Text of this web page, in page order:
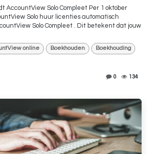
AccountView Solo Compleet Per 1 oktober
Solo huur licenties automatisch
Solo Compleet . Dit betekent dat jouw
online Boekhouden Boekhouding
0 134